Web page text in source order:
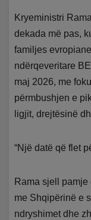
Kryeministri
dekada më pas,
familjes
ndërqeveritare
maj 2026, me
përmbushjen e
ligjit, drejtësinë
“Një datë që flet
Rama sjell
me Shqipërinë e
ndryshimet dhe